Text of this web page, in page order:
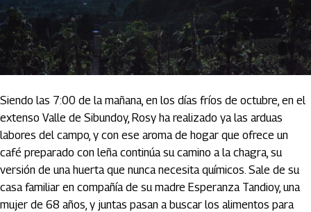
Siendo las 7:00 de la mañana, en los días fríos de octubre, en el
extenso Valle de Sibundoy, Rosy ha realizado ya las arduas
labores del campo, y con ese aroma de hogar que ofrece un
café preparado con leña continúa su camino a la chagra, su
versión de una huerta que nunca necesita químicos. Sale de su
casa familiar en compañía de su madre Esperanza Tandioy, una
mujer de 68 años, y juntas pasan a buscar los alimentos para